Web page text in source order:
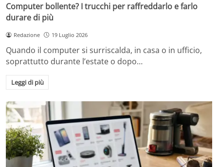
Computer bollente? I trucchi per raffreddarlo e farlo
durare di più
Redazione 19 Luglio 2026
Quando il computer si surriscalda, in casa o in ufficio,
soprattutto durante l’estate o dopo…
Leggi di più